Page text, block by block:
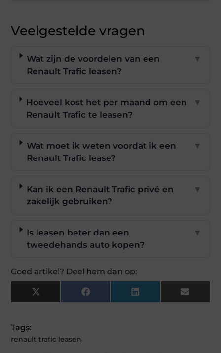
Veelgestelde vragen
Wat zijn de voordelen van een
Renault Trafic leasen?
▼
Hoeveel kost het per maand om een
Renault Trafic te leasen?
▼
Wat moet ik weten voordat ik een
Renault Trafic lease?
▼
Kan ik een Renault Trafic privé en
zakelijk gebruiken?
▼
Is leasen beter dan een
tweedehands auto kopen?
▼
Goed artikel? Deel hem dan op:
X
(Twitter)
Facebook LinkedIn Email
Tags:
renault trafic leasen